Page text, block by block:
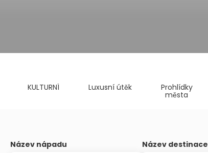
KULTURNÍ Luxusní útěk Prohlídky
města
Název nápadu Název destinace